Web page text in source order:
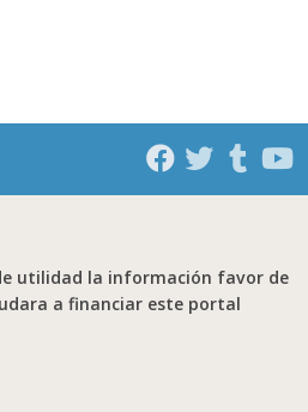
utilidad la información favor de
a financiar este portal